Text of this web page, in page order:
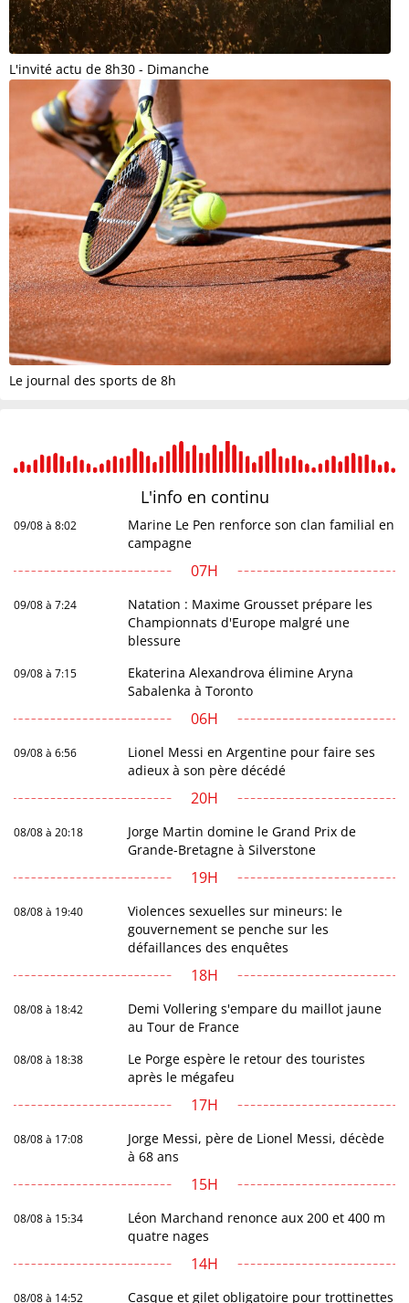
L'invité actu de 8h30 - Dimanche
Le journal des sports de 8h
L'info en continu
09/08 à 8:02
Marine Le Pen renforce son clan familial en
campagne
07H
09/08 à 7:24
Natation : Maxime Grousset prépare les
Championnats d'Europe malgré une
blessure
09/08 à 7:15
Ekaterina Alexandrova élimine Aryna
Sabalenka à Toronto
06H
09/08 à 6:56
Lionel Messi en Argentine pour faire ses
adieux à son père décédé
20H
08/08 à 20:18
Jorge Martin domine le Grand Prix de
Grande-Bretagne à Silverstone
19H
08/08 à 19:40
Violences sexuelles sur mineurs: le
gouvernement se penche sur les
défaillances des enquêtes
18H
08/08 à 18:42
Demi Vollering s'empare du maillot jaune
au Tour de France
08/08 à 18:38
Le Porge espère le retour des touristes
après le mégafeu
17H
08/08 à 17:08
Jorge Messi, père de Lionel Messi, décède
à 68 ans
15H
08/08 à 15:34
Léon Marchand renonce aux 200 et 400 m
quatre nages
14H
08/08 à 14:52
Casque et gilet obligatoire pour trottinettes